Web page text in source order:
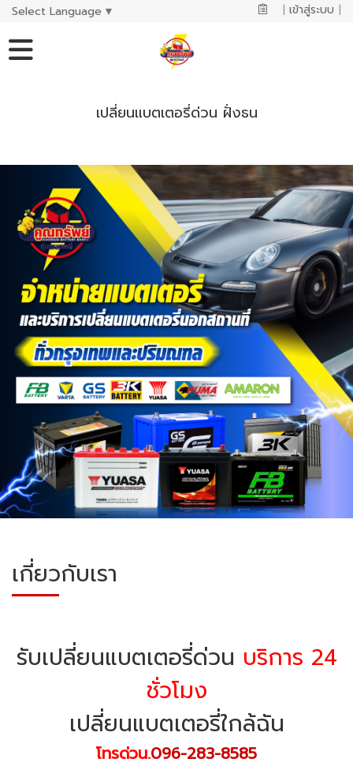
Select Language ▼ | เข้าสู่ระบบ |
เปลี่ยนแบตเตอรี่ด่วน ฝั่งธน
เกี่ยวกับเรา
รับเปลี่ยนแบตเตอรี่ด่วน บริการ 24
ชั่วโมง
เปลี่ยนแบตเตอรี่ใกล้ฉัน
โทรด่วน.096-283-8585